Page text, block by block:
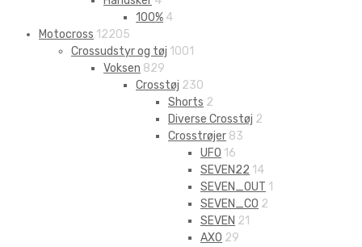
100% 4
Motocross 12205
Crossudstyr og tøj 1001
Voksen 829
Crosstøj 230
Shorts 2
Diverse Crosstøj 2
Crosstrøjer 83
UFO 16
SEVEN22 14
SEVEN_OUT 1
SEVEN_CO 2
SEVEN 21
AXO 29